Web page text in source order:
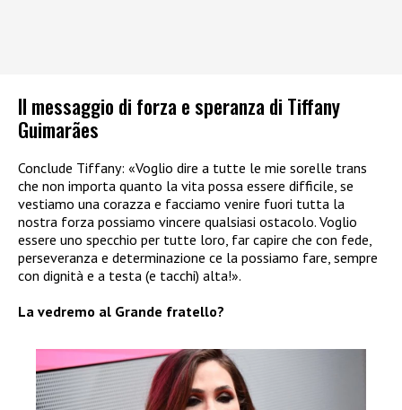
Il messaggio di forza e speranza di Tiffany
Guimarães
Conclude Tiffany: «Voglio dire a tutte le mie sorelle trans
che non importa quanto la vita possa essere difficile, se
vestiamo una corazza e facciamo venire fuori tutta la
nostra forza possiamo vincere qualsiasi ostacolo. Voglio
essere uno specchio per tutte loro, far capire che con fede,
perseveranza e determinazione ce la possiamo fare, sempre
con dignità e a testa (e tacchi) alta!».
La vedremo al Grande fratello?